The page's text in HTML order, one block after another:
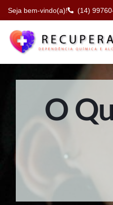
Seja bem-vindo(a)! (14)
O